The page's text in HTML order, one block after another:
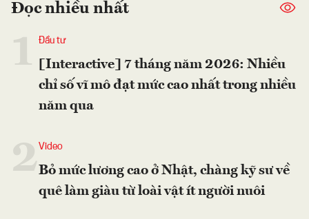
Đọc nhiều nhất
Đầu tư
[Interactive] 7 tháng năm 2026: Nhiều
chỉ số vĩ mô đạt mức cao nhất trong nhiều
năm qua
2Video
Bỏ mức lương cao ở Nhật, chàng kỹ sư về
quê làm giàu từ loài vật ít người nuôi